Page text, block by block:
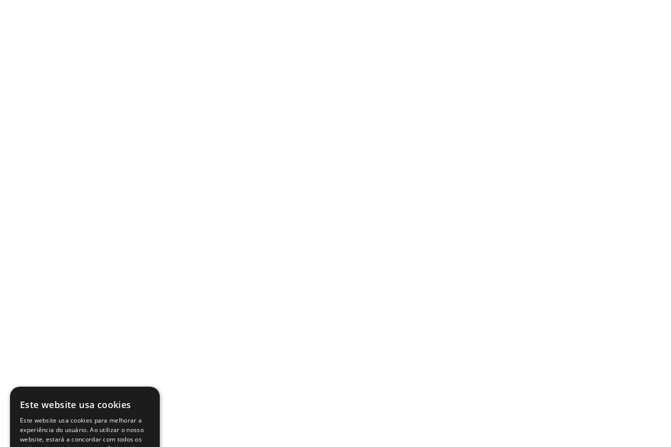
Este website usa cookies
Este website usa cookies para melhorar a
experiência do usuário. Ao utilizar o nosso
website, estará a concordar com todos os